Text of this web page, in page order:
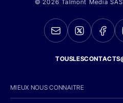
© 2026 Talmont Media
MIEUX NOUS CONNAITRE